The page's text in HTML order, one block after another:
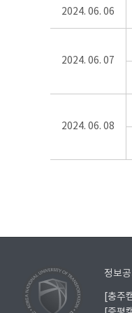
2024. 06. 06
2024. 06. 07
2024. 06. 08
정보공
[충주